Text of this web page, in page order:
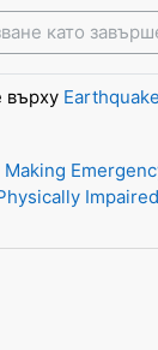
като
върху